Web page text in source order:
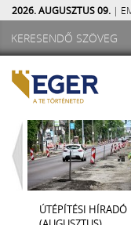
2026. AUGUSZTUS 09. |
ÚTÉPÍTÉSI HÍRADÓ